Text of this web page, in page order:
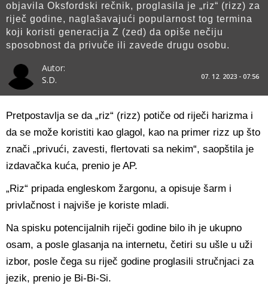
objavila Oksfordski rečnik, proglasila je „riz“ (rizz) za
riječ godine, naglašavajući popularnost tog termina
koji koristi generacija Z (zed) da opiše nečiju
sposobnost da privuče ili zavede drugu osobu.
Autor:
S.D.
07. 12. 2023 - 07:56
Pretpostavlja se da „riz“ (rizz) potiče od riječi harizma i
da se može koristiti kao glagol, kao na primer rizz up što
znači „privući, zavesti, flertovati sa nekim“, saopštila je
izdavačka kuća, prenio je AP.
„Riz“ pripada engleskom žargonu, a opisuje šarm i
privlačnost i najviše je koriste mladi.
Na spisku potencijalnih riječi godine bilo ih je ukupno
osam, a posle glasanja na internetu, četiri su ušle u uži
izbor, posle čega su riječ godine proglasili stručnjaci za
jezik, prenio je Bi-Bi-Si.